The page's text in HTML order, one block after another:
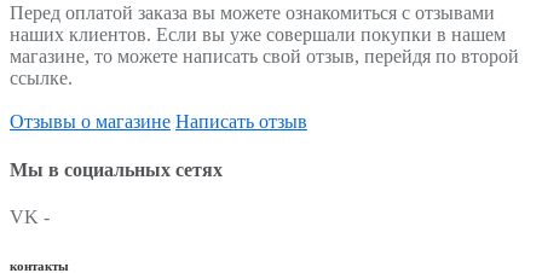
Перед оплатой заказа вы можете ознакомиться с отзывами
наших клиентов. Если вы уже совершали покупки в нашем
магазине, то можете написать свой отзыв, перейдя по второй
ссылке.
Отзывы о магазине Написать отзыв
Мы в социальных сетях
VK -
контакты